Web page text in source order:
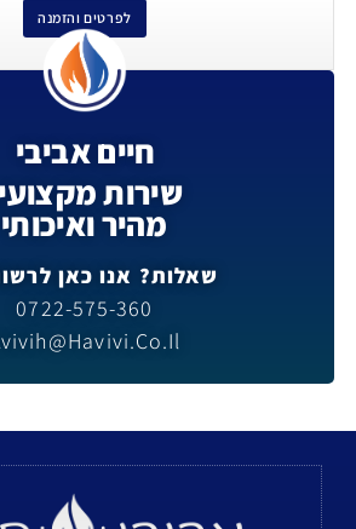
לפרטים והזמנה
חיים אביבי
שירות
מהיר ואיכותי
שאלות? אנו כאן
0722-575-360